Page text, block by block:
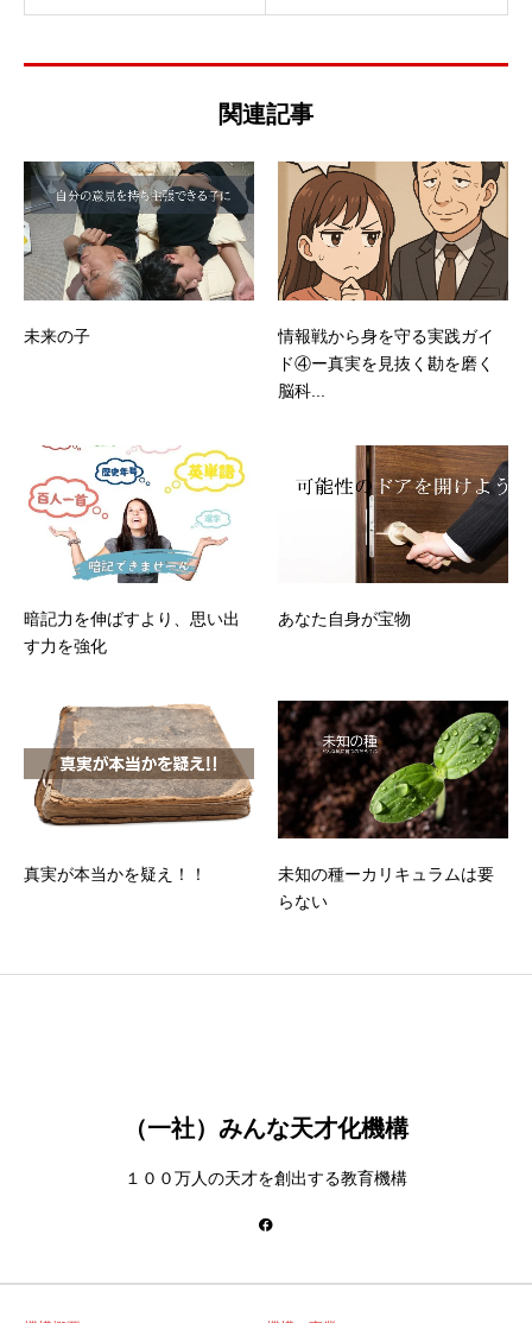
関連記事
未来の子
情報戦から身を守る実践ガイ
ド④ー真実を見抜く勘を磨く
脳科...
暗記力を伸ばすより、思い出
す力を強化
あなた自身が宝物
真実が本当かを疑え！！
未知の種ーカリキュラムは要
らない
（一社）みんな天才化機構
１００万人の天才を創出する教育機構